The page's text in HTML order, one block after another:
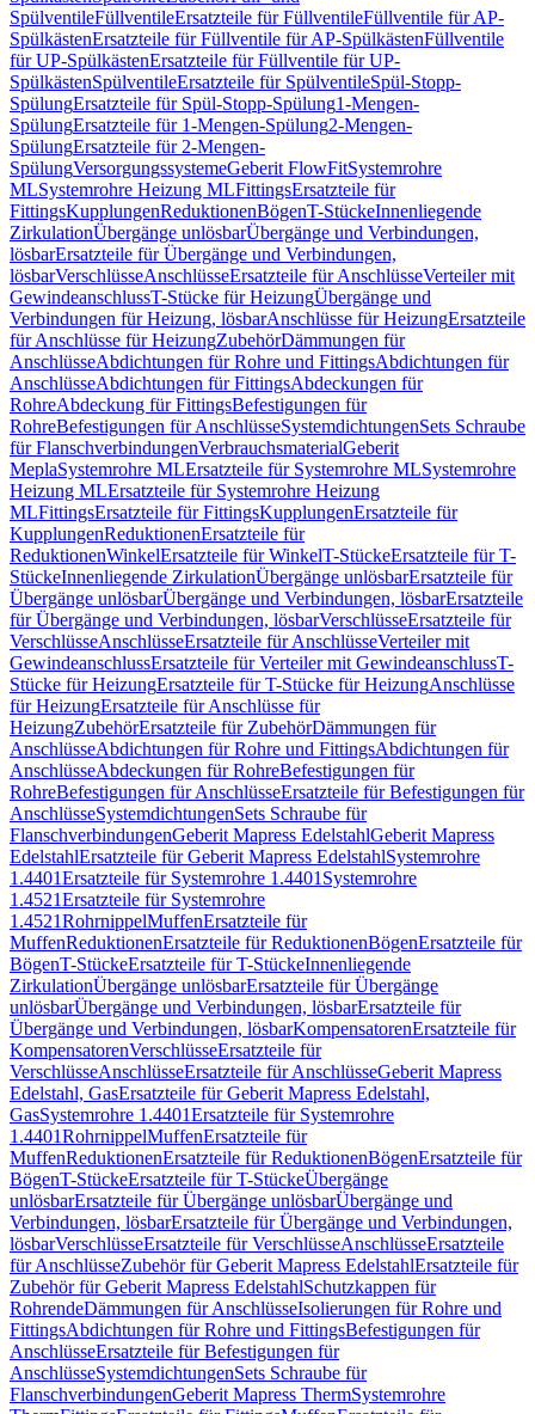
SpülventileFüllventileErsatzteile für FüllventileFüllventile für AP-
SpülkästenErsatzteile für Füllventile für AP-SpülkästenFüllventile
für UP-SpülkästenErsatzteile für Füllventile für UP-
SpülkästenSpülventileErsatzteile für SpülventileSpül-Stopp-
SpülungErsatzteile für Spül-Stopp-Spülung1-Mengen-
SpülungErsatzteile für 1-Mengen-Spülung2-Mengen-
SpülungErsatzteile für 2-Mengen-
SpülungVersorgungssystemeGeberit FlowFitSystemrohre
MLSystemrohre Heizung MLFittingsErsatzteile für
FittingsKupplungenReduktionenBögenT-StückeInnenliegende
ZirkulationÜbergänge unlösbarÜbergänge und Verbindungen,
lösbarErsatzteile für Übergänge und Verbindungen,
lösbarVerschlüsseAnschlüsseErsatzteile für AnschlüsseVerteiler mit
GewindeanschlussT-Stücke für HeizungÜbergänge und
Verbindungen für Heizung, lösbarAnschlüsse für HeizungErsatzteile
für Anschlüsse für HeizungZubehörDämmungen für
AnschlüsseAbdichtungen für Rohre und FittingsAbdichtungen für
AnschlüsseAbdichtungen für FittingsAbdeckungen für
RohreAbdeckung für FittingsBefestigungen für
RohreBefestigungen für AnschlüsseSystemdichtungenSets Schraube
für FlanschverbindungenVerbrauchsmaterialGeberit
MeplaSystemrohre MLErsatzteile für Systemrohre MLSystemrohre
Heizung MLErsatzteile für Systemrohre Heizung
MLFittingsErsatzteile für FittingsKupplungenErsatzteile für
KupplungenReduktionenErsatzteile für
ReduktionenWinkelErsatzteile für WinkelT-StückeErsatzteile für T-
StückeInnenliegende ZirkulationÜbergänge unlösbarErsatzteile für
Übergänge unlösbarÜbergänge und Verbindungen, lösbarErsatzteile
für Übergänge und Verbindungen, lösbarVerschlüsseErsatzteile für
VerschlüsseAnschlüsseErsatzteile für AnschlüsseVerteiler mit
GewindeanschlussErsatzteile für Verteiler mit GewindeanschlussT-
Stücke für HeizungErsatzteile für T-Stücke für HeizungAnschlüsse
für HeizungErsatzteile für Anschlüsse für
HeizungZubehörErsatzteile für ZubehörDämmungen für
AnschlüsseAbdichtungen für Rohre und FittingsAbdichtungen für
AnschlüsseAbdeckungen für RohreBefestigungen für
RohreBefestigungen für AnschlüsseErsatzteile für Befestigungen für
AnschlüsseSystemdichtungenSets Schraube für
FlanschverbindungenGeberit Mapress EdelstahlGeberit Mapress
EdelstahlErsatzteile für Geberit Mapress EdelstahlSystemrohre
1.4401Ersatzteile für Systemrohre 1.4401 Systemrohre
1.4521Ersatzteile für Systemrohre
1.4521RohrnippelMuffenErsatzteile für
MuffenReduktionenErsatzteile für ReduktionenBögenErsatzteile für
BögenT-StückeErsatzteile für T-StückeInnenliegende
ZirkulationÜbergänge unlösbarErsatzteile für Übergänge
unlösbarÜbergänge und Verbindungen, lösbarErsatzteile für
Übergänge und Verbindungen, lösbarKompensatorenErsatzteile für
KompensatorenVerschlüsseErsatzteile für
VerschlüsseAnschlüsseErsatzteile für AnschlüsseGeberit Mapress
Edelstahl, GasErsatzteile für Geberit Mapress Edelstahl,
GasSystemrohre 1.4401Ersatzteile für Systemrohre
1.4401RohrnippelMuffenErsatzteile für
MuffenReduktionenErsatzteile für ReduktionenBögenErsatzteile für
BögenT-StückeErsatzteile für T-StückeÜbergänge
unlösbarErsatzteile für Übergänge unlösbarÜbergänge und
Verbindungen, lösbarErsatzteile für Übergänge und Verbindungen,
lösbarVerschlüsseErsatzteile für VerschlüsseAnschlüsseErsatzteile
für AnschlüsseZubehör für Geberit Mapress EdelstahlErsatzteile für
Zubehör für Geberit Mapress EdelstahlSchutzkappen für
RohrendeDämmungen für AnschlüsseIsolierungen für Rohre und
FittingsAbdichtungen für Rohre und FittingsBefestigungen für
AnschlüsseErsatzteile für Befestigungen für
AnschlüsseSystemdichtungenSets Schraube für
FlanschverbindungenGeberit Mapress ThermSystemrohre